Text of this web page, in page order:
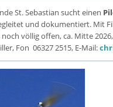
St. Sebastian sucht einen
und dokumentiert. Mit
völlig offen, ca. Mitte
Fon 06327 2515, E-Mail: